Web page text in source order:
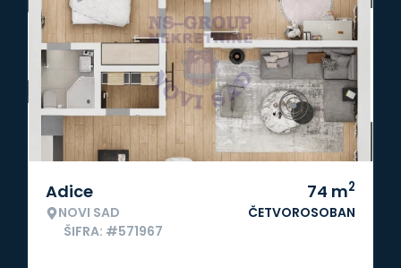
Adice
NOVI SAD
ŠIFRA: #571967
74 m2
ČETVOROSOBAN